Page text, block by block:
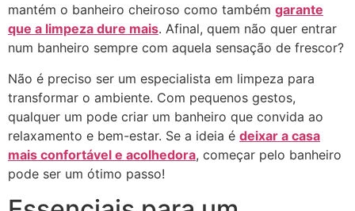
mantém o banheiro cheiroso como também garante
que a limpeza dure mais. Afinal, quem não quer entrar
num banheiro sempre com aquela sensação de frescor?
Não é preciso ser um especialista em limpeza para
transformar o ambiente. Com pequenos gestos,
qualquer um pode criar um banheiro que convida ao
relaxamento e bem-estar. Se a ideia é deixar a casa
mais confortável e acolhedora, começar pelo banheiro
pode ser um ótimo passo!